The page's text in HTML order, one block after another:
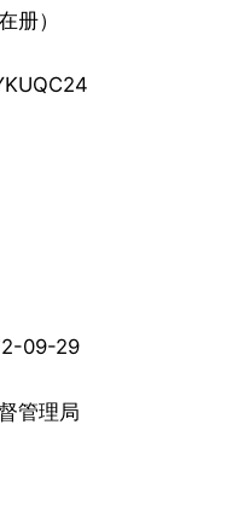
册）
至 2072-09-29
管理局